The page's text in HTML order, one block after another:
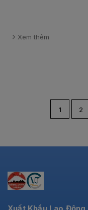
Xem thêm
1 2
Xuất Khẩu Lao Động